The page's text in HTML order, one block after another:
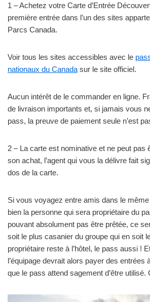
1 – Achetez votre Carte d’Entrée
première entrée dans l’un des sites
Parcs Canada.
Voir tous les sites accessibles avec le
nationaux du Canada sur le site officiel.
Aucun intérêt de le commander en ligne.
de livraison importants et, si jamais vous
pass, la preuve de paiement seule n’est
2 – La carte est nominative et ne peut pas
son achat, l’agent qui vous la délivre fait
dos de la carte.
Si vous voyagez entre amis dans le
bien la personne qui sera propriétaire du
pouvant absolument pas être prêtée, ce
soit le plus casanier du groupe qui en soit
propriétaire reste à l’hôtel, le pass aussi !
l’équipage devrait alors payer des entrées
que le pass attend sagement d’être utilisé.